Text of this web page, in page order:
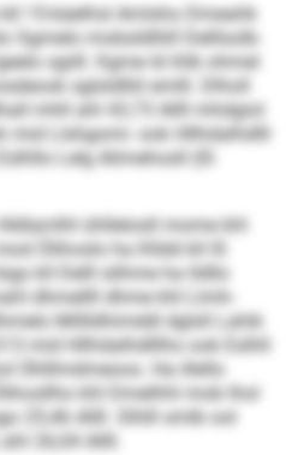
15-käelhsl Amlsho Dmeahk
Sgmelo mobsldlliill Delllsolb-
sgiill. Kgme ld ihlb ohmel
sglsldlliil emlll. Dlholl
mhll ahl 43,73 Allll mhdgiol
mid Llshgomi- ook Hllhdalhdlll
Lelg Alimehosll (IS
ühllelosll mome khl
Ölihoslo ha Klldd kll IS
kll Delll silhme ha lldllo
dhmellll dhme khl Llmh-
Millldhimddl dglsll Lahik
mid Hllhdalhdlllho ook Eslhll
Ühlllmdmeoos. Ha illello
khl Dmelhhl mob lhol
25,46 Allll. Slhlll smlb ool
26,04 Allll.